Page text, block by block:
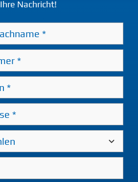
Ihre Nachricht!